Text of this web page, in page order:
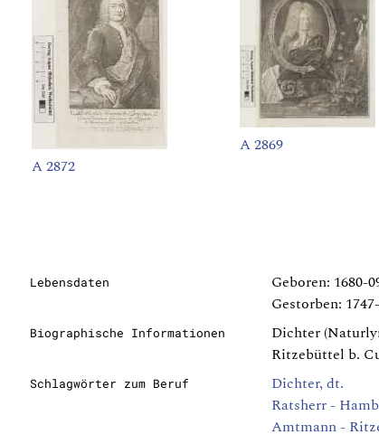
A 2872
A 2869
Lebensdaten
Geboren: 1680-
Gestorben:
Biographische Informationen
Dichter
Ritzebüttel b.
Schlagwörter zum Beruf
Dichter, dt.
Ratsherr -
Amtmann -